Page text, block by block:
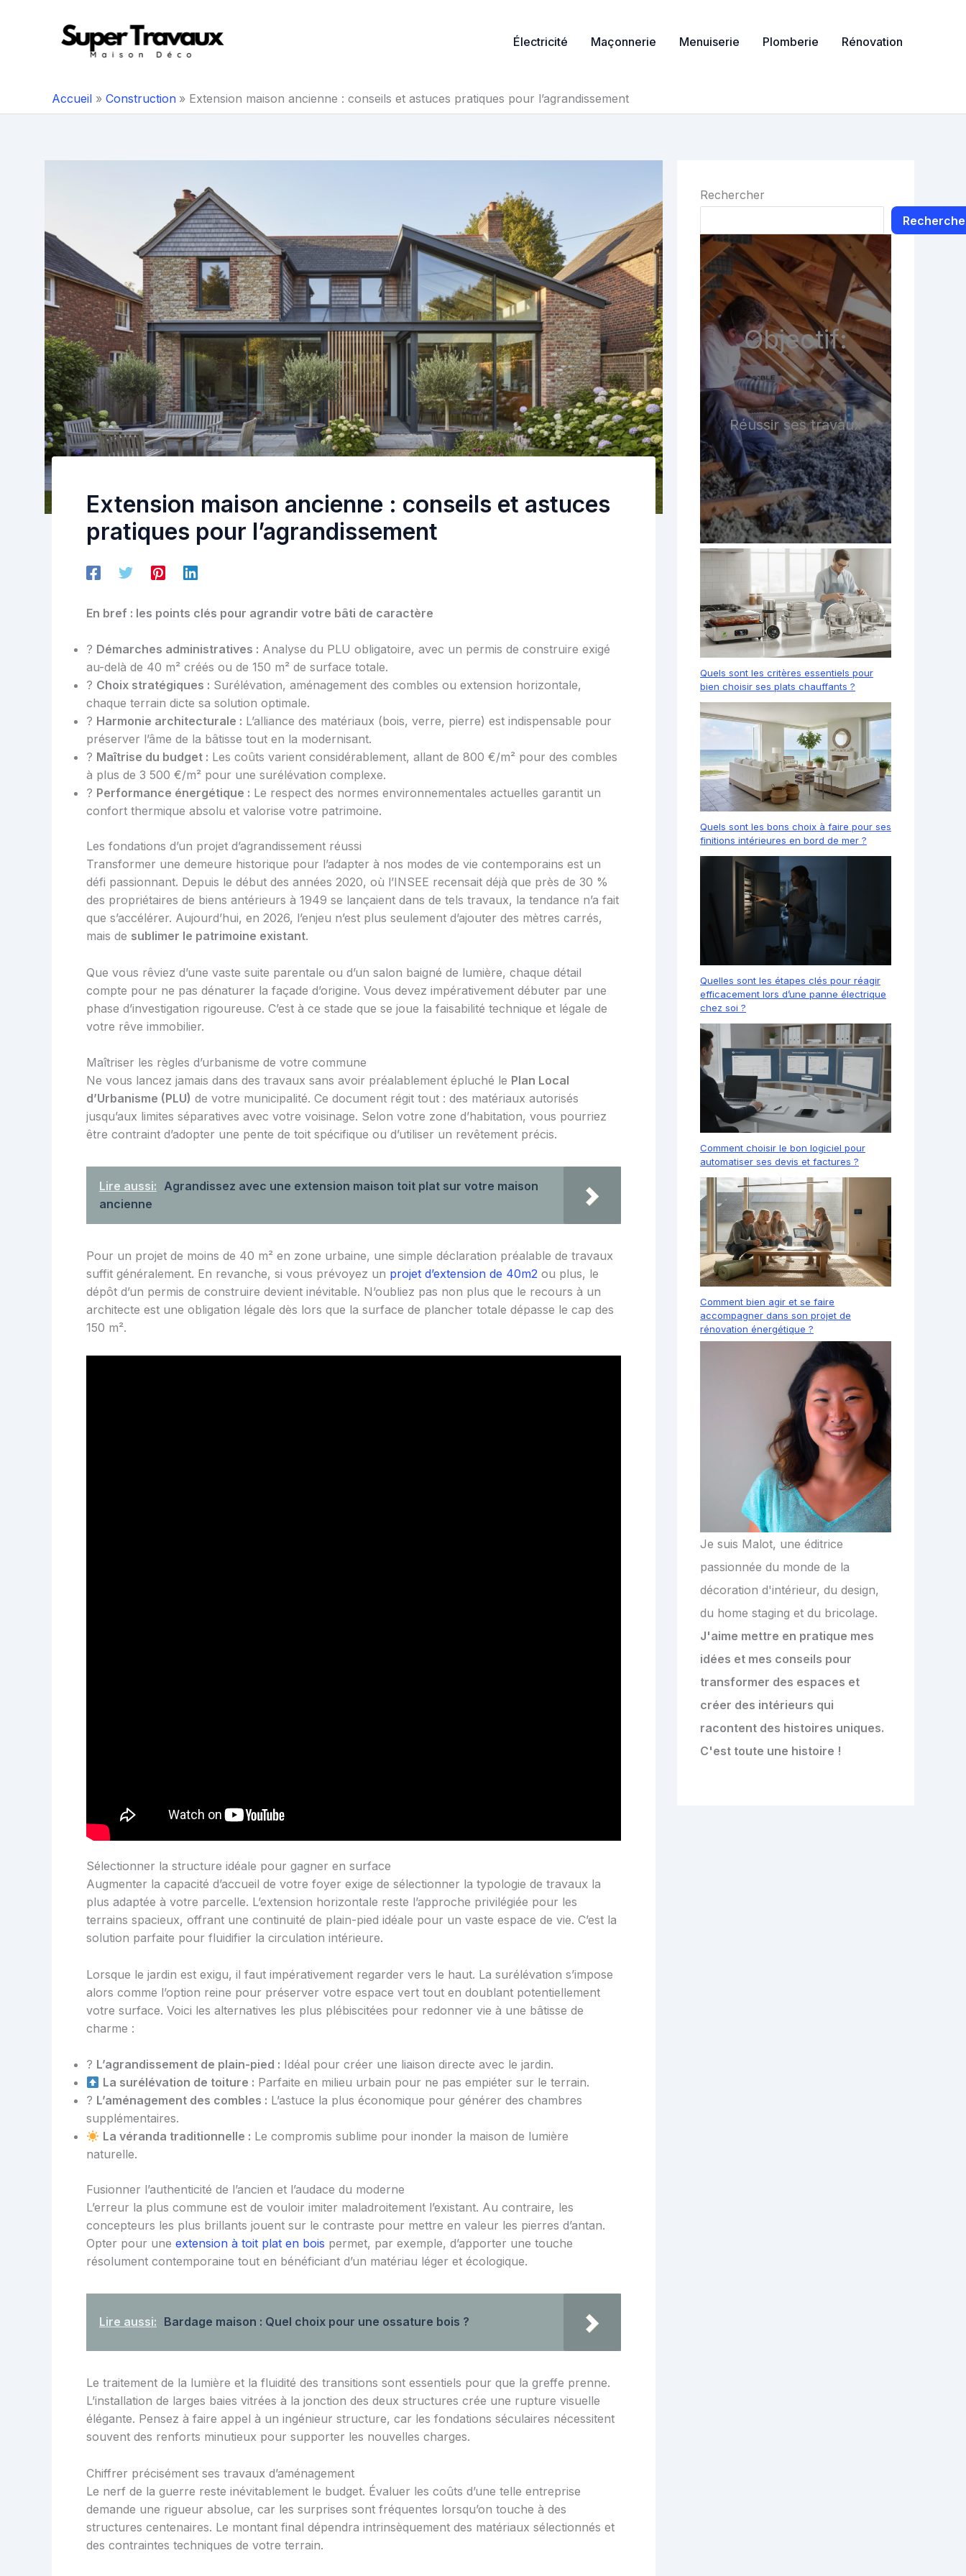
Électricité Maçonnerie Menuiserie Plomberie Rénovation
Accueil Construction Extension maison ancienne : conseils et astuces pratiques pour l’agrandissement
Extension maison ancienne : conseils et astuces
pratiques pour l’agrandissement
En bref : les points clés pour agrandir votre bâti de caractère
?️ Démarches administratives : Analyse du PLU obligatoire, avec un permis de construire exigé
au-delà de 40 m² créés ou de 150 m² de surface totale.
? Choix stratégiques : Surélévation, aménagement des combles ou extension horizontale,
chaque terrain dicte sa solution optimale.
? Harmonie architecturale : L’alliance des matériaux (bois, verre, pierre) est indispensable pour
préserver l’âme de la bâtisse tout en la modernisant.
? Maîtrise du budget : Les coûts varient considérablement, allant de 800 €/m² pour des combles
à plus de 3 500 €/m² pour une surélévation complexe.
? Performance énergétique : Le respect des normes environnementales actuelles garantit un
confort thermique absolu et valorise votre patrimoine.
Les fondations d’un projet d’agrandissement réussi
Transformer une demeure historique pour l’adapter à nos modes de vie contemporains est un
défi passionnant. Depuis le début des années 2020, où l’INSEE recensait déjà que près de 30 %
des propriétaires de biens antérieurs à 1949 se lançaient dans de tels travaux, la tendance n’a fait
que s’accélérer. Aujourd’hui, en 2026, l’enjeu n’est plus seulement d’ajouter des mètres carrés,
mais de sublimer le patrimoine existant.
Que vous rêviez d’une vaste suite parentale ou d’un salon baigné de lumière, chaque détail
compte pour ne pas dénaturer la façade d’origine. Vous devez impérativement débuter par une
phase d’investigation rigoureuse. C’est à ce stade que se joue la faisabilité technique et légale de
votre rêve immobilier.
Maîtriser les règles d’urbanisme de votre commune
Ne vous lancez jamais dans des travaux sans avoir préalablement épluché le Plan Local
d’Urbanisme (PLU) de votre municipalité. Ce document régit tout : des matériaux autorisés
jusqu’aux limites séparatives avec votre voisinage. Selon votre zone d’habitation, vous pourriez
être contraint d’adopter une pente de toit spécifique ou d’utiliser un revêtement précis.
Lire aussi: Agrandissez avec une extension maison toit plat sur votre maison
ancienne
Pour un projet de moins de 40 m² en zone urbaine, une simple déclaration préalable de travaux
suffit généralement. En revanche, si vous prévoyez un projet d’extension de 40m2 ou plus, le
dépôt d’un permis de construire devient inévitable. N’oubliez pas non plus que le recours à un
architecte est une obligation légale dès lors que la surface de plancher totale dépasse le cap des
150 m².
Sélectionner la structure idéale pour gagner en surface
Augmenter la capacité d’accueil de votre foyer exige de sélectionner la typologie de travaux la
plus adaptée à votre parcelle. L’extension horizontale reste l’approche privilégiée pour les
terrains spacieux, offrant une continuité de plain-pied idéale pour un vaste espace de vie. C’est la
solution parfaite pour fluidifier la circulation intérieure.
Lorsque le jardin est exigu, il faut impérativement regarder vers le haut. La surélévation s’impose
alors comme l’option reine pour préserver votre espace vert tout en doublant potentiellement
votre surface. Voici les alternatives les plus plébiscitées pour redonner vie à une bâtisse de
charme :
? L’agrandissement de plain-pied : Idéal pour créer une liaison directe avec le jardin.
La surélévation de toiture : Parfaite en milieu urbain pour ne pas empiéter sur le terrain.
? L’aménagement des combles : L’astuce la plus économique pour générer des chambres
supplémentaires.
La véranda traditionnelle : Le compromis sublime pour inonder la maison de lumière
naturelle.
Fusionner l’authenticité de l’ancien et l’audace du moderne
L’erreur la plus commune est de vouloir imiter maladroitement l’existant. Au contraire, les
concepteurs les plus brillants jouent sur le contraste pour mettre en valeur les pierres d’antan.
Opter pour une extension à toit plat en bois permet, par exemple, d’apporter une touche
résolument contemporaine tout en bénéficiant d’un matériau léger et écologique.
Lire aussi: Bardage maison : Quel choix pour une ossature bois ?
Le traitement de la lumière et la fluidité des transitions sont essentiels pour que la greffe prenne.
L’installation de larges baies vitrées à la jonction des deux structures crée une rupture visuelle
élégante. Pensez à faire appel à un ingénieur structure, car les fondations séculaires nécessitent
souvent des renforts minutieux pour supporter les nouvelles charges.
Chiffrer précisément ses travaux d’aménagement
Le nerf de la guerre reste inévitablement le budget. Évaluer les coûts d’une telle entreprise
demande une rigueur absolue, car les surprises sont fréquentes lorsqu’on touche à des
structures centenaires. Le montant final dépendra intrinsèquement des matériaux sélectionnés et
des contraintes techniques de votre terrain.
Rechercher
Objectif:
Réussir ses travaux
Quels sont les critères essentiels pour
bien choisir ses plats chauffants ?
Quels sont les bons choix à faire pour ses
finitions intérieures en bord de mer ?
Quelles sont les étapes clés pour réagir
efficacement lors d’une panne électrique
chez soi ?
Comment choisir le bon logiciel pour
automatiser ses devis et factures ?
Comment bien agir et se faire
accompagner dans son projet de
rénovation énergétique ?
Je suis Malot, une éditrice
passionnée du monde de la
décoration d'intérieur, du design,
du home staging et du bricolage.
J'aime mettre en pratique mes
idées et mes conseils pour
transformer des espaces et
créer des intérieurs qui
racontent des histoires uniques.
C'est toute une histoire !